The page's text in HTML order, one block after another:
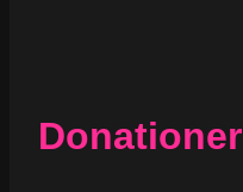
Donationer